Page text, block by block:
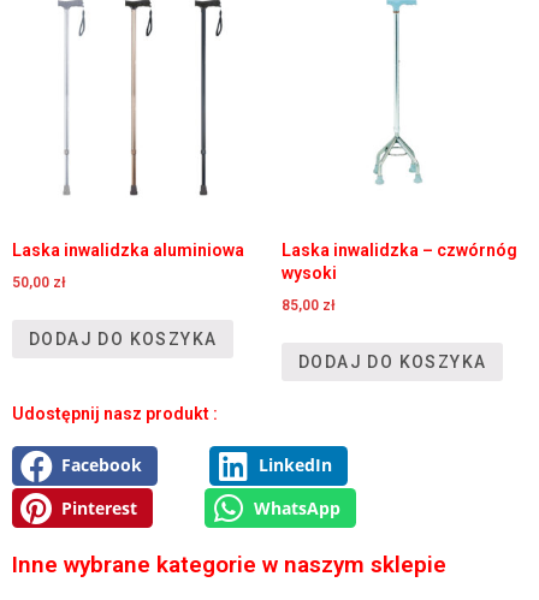
Laska inwalidzka aluminiowa
50,00 zł
DODAJ DO KOSZYKA
Laska inwalidzka – czwórnóg
wysoki
85,00 zł
DODAJ DO KOSZYKA
Udostępnij nasz produkt :
Facebook
LinkedIn
Pinterest
WhatsApp
Inne wybrane kategorie w naszym sklepie